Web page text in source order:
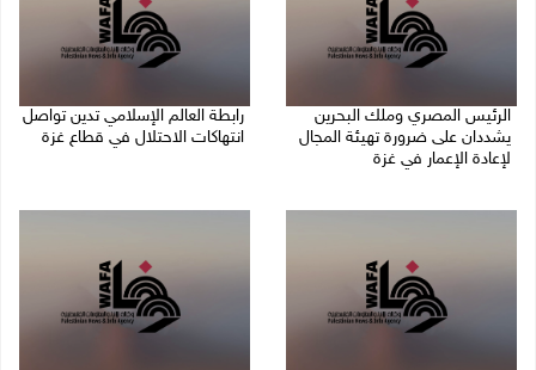
الرئيس المصري وملك البحرين
يشددان على ضرورة تهيئة المجال
لإعادة الإعمار في غزة
رابطة العالم الإسلامي تدين تواصل
انتهاكات الاحتلال في قطاع غزة